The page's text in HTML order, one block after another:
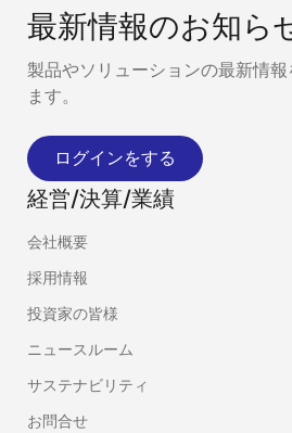
最新情報のお知ら
製品やソリューションの最新情
ます。
ログインをする
経営/決算/業績
会社概要
採用情報
投資家の皆様
ニュースルーム
サステナビリティ
お問合せ